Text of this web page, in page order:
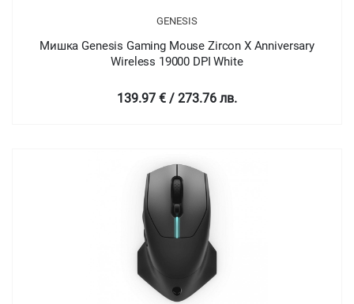
GENESIS
Мишка Genesis Gaming Mouse Zircon X Anniversary
Wireless 19000 DPI White
139.97 € / 273.76 лв.